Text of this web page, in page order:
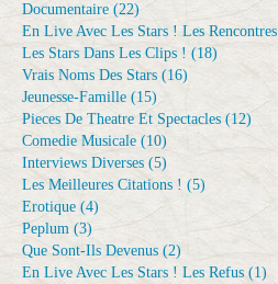
Documentaire (22)
En Live Avec Les Stars ! Les Rencontres
Les Stars Dans Les Clips ! (18)
Vrais Noms Des Stars (16)
Jeunesse-Famille (15)
Pieces De Theatre Et Spectacles (12)
Comedie Musicale (10)
Interviews Diverses (5)
Les Meilleures Citations ! (5)
Erotique (4)
Peplum (3)
Que Sont-Ils Devenus (2)
En Live Avec Les Stars ! Les Refus (1)